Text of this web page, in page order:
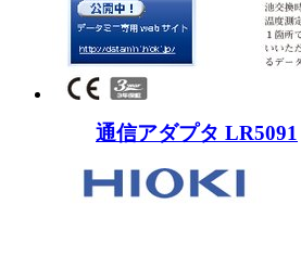
通信アダプタ LR5091